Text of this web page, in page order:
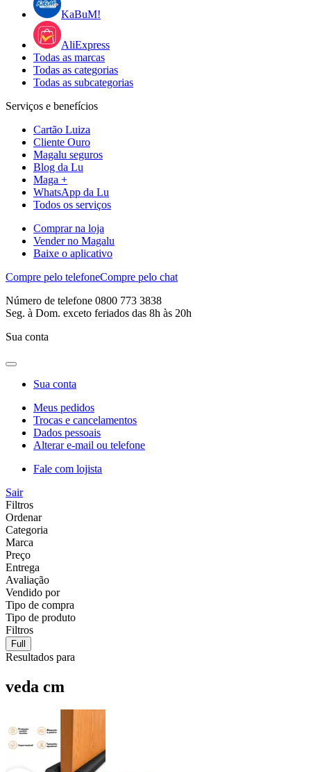
KaBuM!
AliExpress
Todas as marcas
Todas as categorias
Todas as subcategorias
Serviços e benefícios
Cartão Luiza
Cliente Ouro
Magalu seguros
Blog da Lu
Maga +
WhatsApp da Lu
Todos os serviços
Comprar na loja
Vender no Magalu
Baixe o aplicativo
Compre pelo telefoneCompre pelo chat
Número de telefone 0800 773 3838
Seg. à Dom. exceto feriados das 8h às 20h
Sua conta
Sua conta
Meus pedidos
Trocas e cancelamentos
Dados pessoais
Alterar e-mail ou telefone
Fale com lojista
Sair
Filtros
Ordenar
Categoria
Marca
Preço
Entrega
Avaliação
Vendido por
Tipo de compra
Tipo de produto
Filtros
Full
Resultados para
veda cm